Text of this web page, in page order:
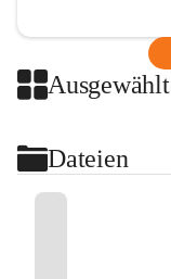
Dateien